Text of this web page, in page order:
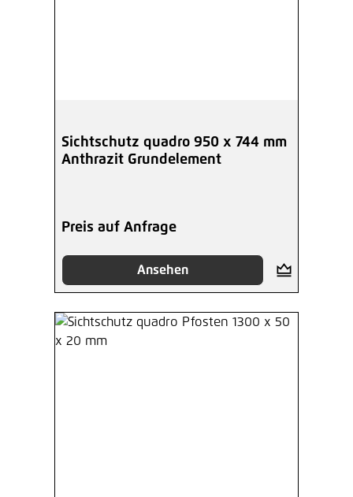
Sichtschutz quadro 950 x 744 mm
Anthrazit Grundelement
Preis auf Anfrage
Ansehen